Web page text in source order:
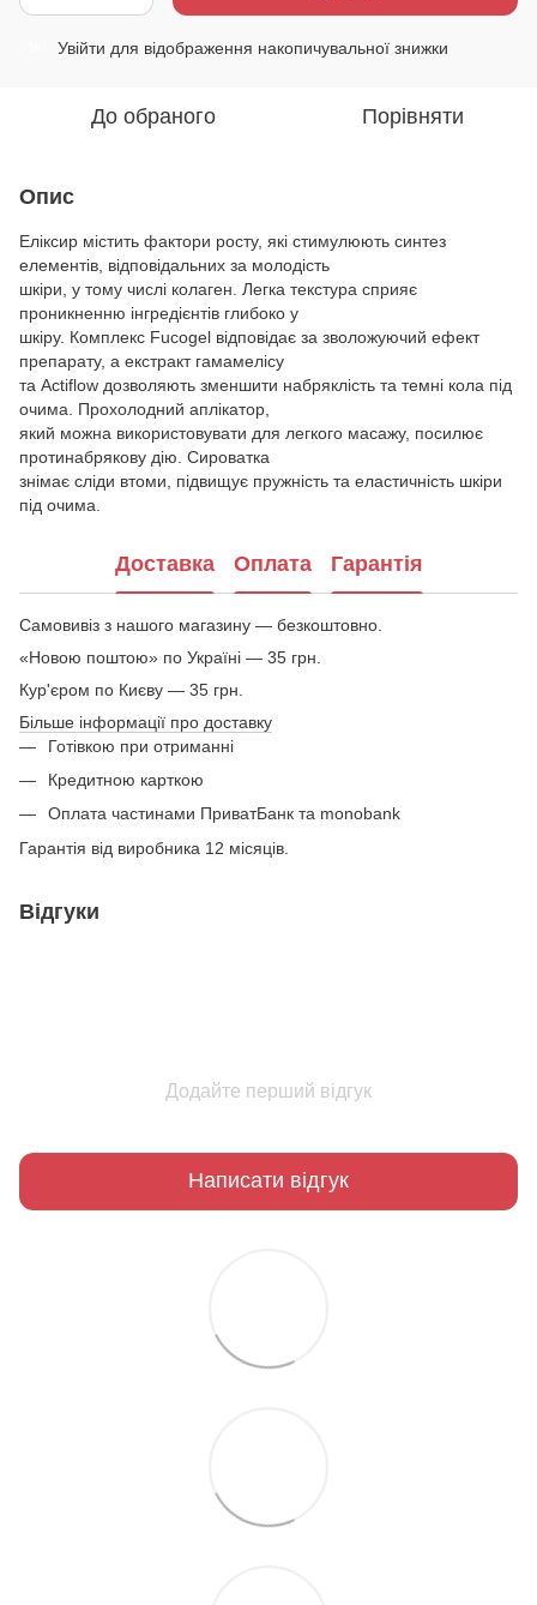
Увійти для відображення накопичувальної знижки
До обраного Порівняти
Опис
Еліксир містить фактори росту, які стимулюють синтез
елементів, відповідальних за молодість
шкіри, у тому числі колаген. Легка текстура сприяє
проникненню інгредієнтів глибоко у
шкіру. Комплекс Fucogel відповідає за зволожуючий ефект
препарату, а екстракт гамамелісу
та Actiflow дозволяють зменшити набряклість та темні кола під
очима. Прохолодний аплікатор,
який можна використовувати для легкого масажу, посилює
протинабрякову дію. Сироватка
знімає сліди втоми, підвищує пружність та еластичність шкіри
під очима.
Доставка Оплата Гарантія
Самовивіз з нашого магазину — безкоштовно.
«Новою поштою» по Україні — 35 грн.
Кур'єром по Києву — 35 грн.
Більше інформації про доставку
Готівкою при отриманні
Кредитною карткою
Оплата частинами ПриватБанк та monobank
Гарантія від виробника 12 місяців.
Відгуки
Додайте перший відгук
Написати відгук